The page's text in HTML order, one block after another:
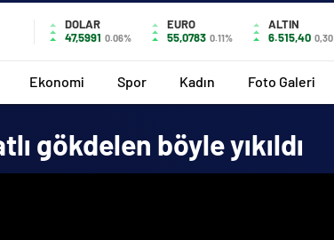
DOLAR
47,5991 0.06%
EURO
55,0783 0.11%
ALTIN
6.515,40 0,30
Ekonomi Spor Kadın Foto Galeri
gökdelen böyle yıkıldı